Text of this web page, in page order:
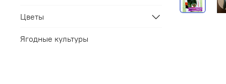
Цветы
Ягодные культуры